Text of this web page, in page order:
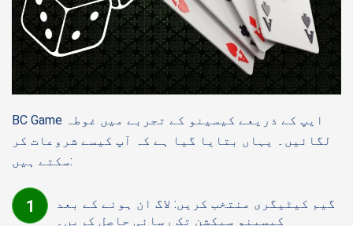
BC Game ایپ کے ذریعے کیسینو کے تجربے میں غوطہ
لگائیں۔ یہاں بتایا گیا ہے کہ آپ کیسے شروعات کر
سکتے ہیں:
گیم کیٹیگری منتخب کریں: لاگ ان ہونے کے بعد
کیسینو سیکشن تک رسائی حاصل کریں۔